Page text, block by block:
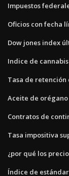
Impuestos
Oficios con fecha
Dow jones index
Indice de
Tasa de retención
Aceite de
Contratos de
Tasa impositiva
¿por qué los
Índice de